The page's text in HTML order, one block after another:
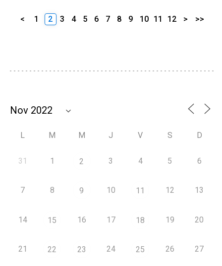
< 1 2 3 4 5 6 7 8 9 10 11 12 > >>
L M M J V S D
31 1 2 3 4 5 6
7 8 9 10 11 12 13
14 15 16 17 18 19 20
21 22 23 24 25 26 27